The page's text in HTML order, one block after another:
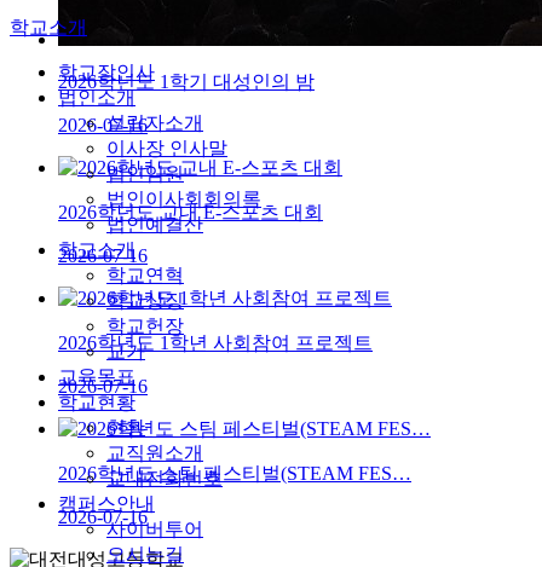
학교소개
학교장인사
법인소개
설립자소개
이사장 인사말
법인임원
법인이사회회의록
법인예결산
학교소개
학교연혁
학교상징
학교헌장
교가
교육목표
학교현황
현황
교직원소개
교내전화번호
캠퍼스안내
사이버투어
오시는길
2026학년도 1학기 대성인의 밤
2026-07-16
2026학년도 교내 E-스포츠 대회
2026-07-16
2026학년도 1학년 사회참여 프로젝트
2026-07-16
2026학년도 스팀 페스티벌(STEAM FES…
2026-07-16